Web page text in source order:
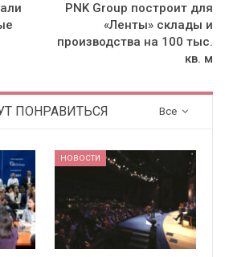
PNK Group построит для
«Ленты» склады и
производства на 100 тыс.
кв. м
Все
ПОНРАВИТЬСЯ
НОВОСТИ